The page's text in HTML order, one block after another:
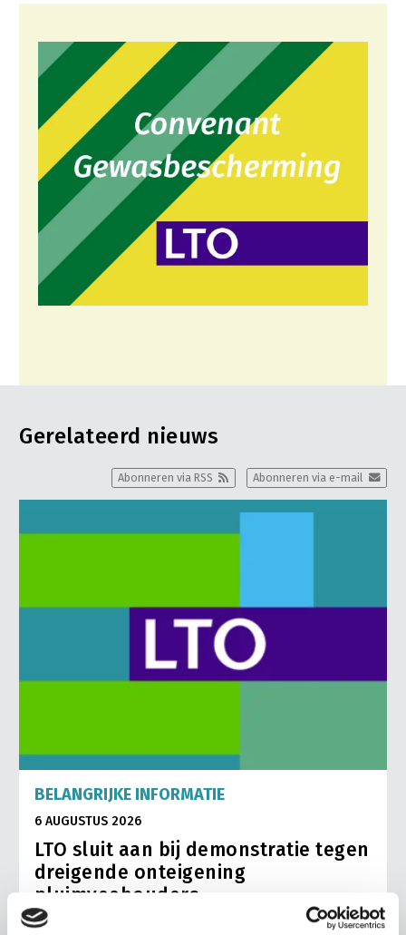
Gerelateerd nieuws
Abonneren via e-mail
Abonneren via RSS
BELANGRIJKE INFORMATIE
6 AUGUSTUS 2026
LTO sluit aan bij demonstratie tegen
dreigende onteigening
pluimveehouders
ZLTO, LLTB, LTO Noord en LTO Nederland roepen hun